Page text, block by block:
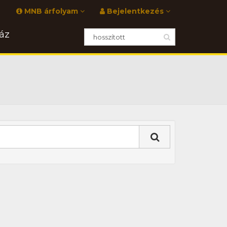
Bejelentkezés
MNB árfolyam